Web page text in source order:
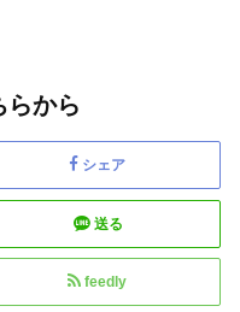
らから
シェア
送る
feedly